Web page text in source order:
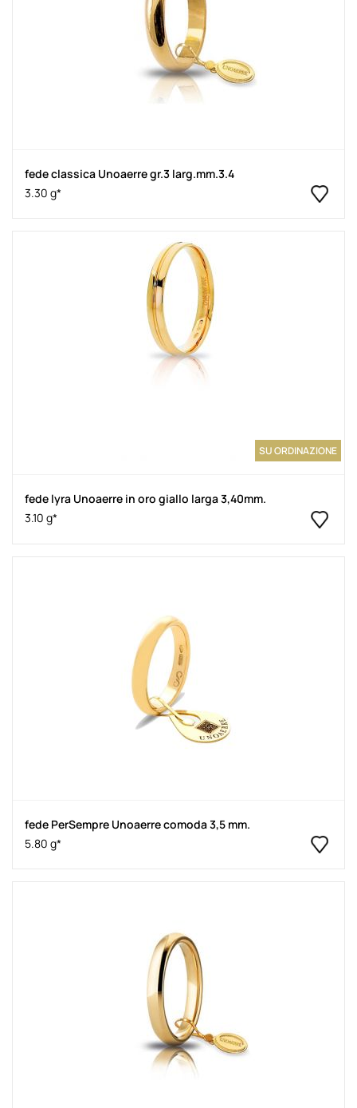
fede classica Unoaerre gr.3 larg.mm.3.4
3.30 g*
SU ORDINAZIONE
fede lyra Unoaerre in oro giallo larga 3,40mm.
3.10 g*
fede PerSempre Unoaerre comoda 3,5 mm.
5.80 g*